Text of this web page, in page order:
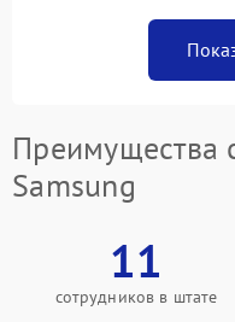
Преимущества
Samsung
11
сотрудников в штате